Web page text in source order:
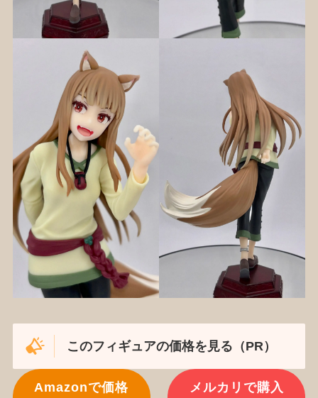
このフィギュアの価格を見る（PR）
Amazonで価格
メルカリで購入